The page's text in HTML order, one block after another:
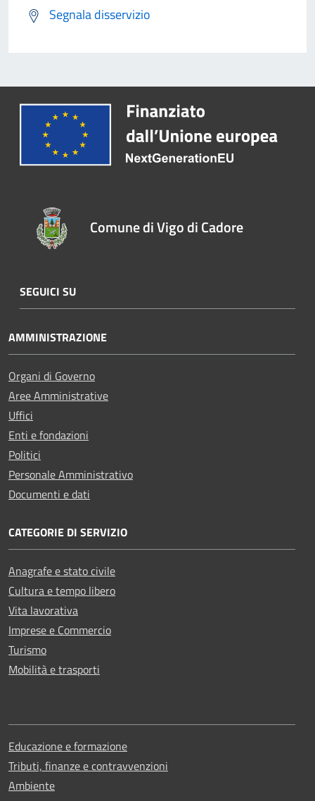
Segnala disservizio
Comune di Vigo di Cadore
SEGUICI SU
AMMINISTRAZIONE
Organi di Governo
Aree Amministrative
Uffici
Enti e fondazioni
Politici
Personale Amministrativo
Documenti e dati
CATEGORIE DI SERVIZIO
Anagrafe e stato civile
Cultura e tempo libero
Vita lavorativa
Imprese e Commercio
Turismo
Mobilità e trasporti
Educazione e formazione
Tributi, finanze e contravvenzioni
Ambiente